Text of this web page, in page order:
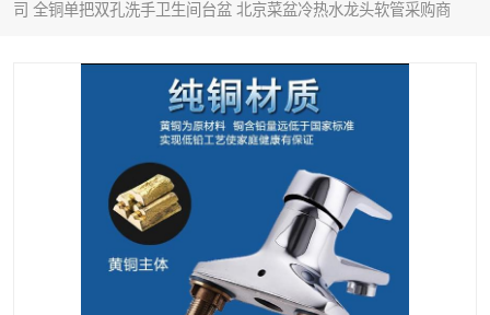
司 全铜单把双孔洗手卫生间台盆 北京菜盆冷热水龙头软管采购商
水暖阀门 电料灯饰
涂料辅材